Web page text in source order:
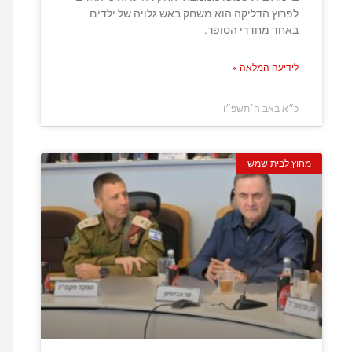
לפרוץ הדליקה הוא משחק באש גלויה של ילדים
באחד מחדרי הסופר.
לידיעה המלאה »
כ״א באב ה׳תשפ״ו
מחוץ לבית שמש